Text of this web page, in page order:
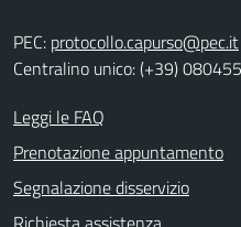
PEC: protocollo.capurso@pec.it
Centralino unico: (+39)
Leggi le FAQ
Prenotazione appuntamento
Segnalazione disservizio